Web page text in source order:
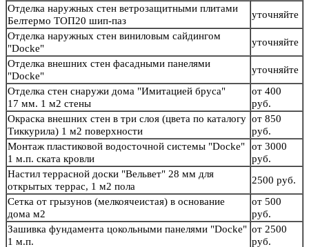
Отделка наружных стен ветрозащитными плитами
Белтермо ТОП20 шип-паз
уточняйте
Отделка наружных стен виниловым сайдингом
"Docke"
уточняйте
Отделка внешних стен фасадными панелями
"Docke"
уточняйте
Отделка стен снаружи дома "Имитацией бруса"
17 мм. 1 м2 стены
от 400
руб.
Окраска внешних стен в три слоя (цвета по каталогу
Тиккурила) 1 м2 поверхности
от 850
руб.
Монтаж пластиковой водосточной системы "Docke"
1 м.п. ската кровли
от 3000
руб.
Настил террасной доски "Вельвет" 28 мм для
открытых террас, 1 м2 пола
2500 руб.
Сетка от грызунов (мелкоячеистая) в основание
дома м2
от 500
руб.
Зашивка фундамента цокольными панелями "Docke"
1 м.п.
от 2500
руб.